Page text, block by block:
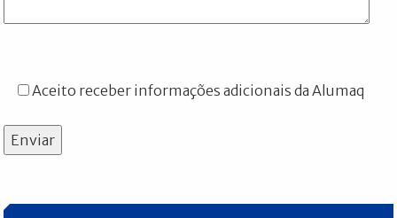
Aceito receber informações adicionais da Alumaq
Enviar